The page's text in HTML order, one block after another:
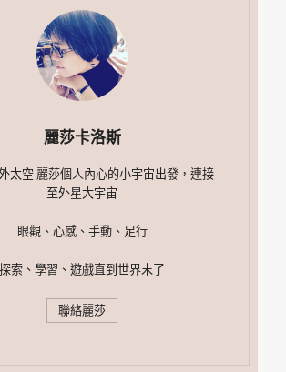
麗莎卡洛斯
太空 麗莎個人內心的小宇宙出發，連接
至外星大宇宙
眼觀、心感、手動、足行
探索、學習、遊戲直到世界末了
聯絡麗莎